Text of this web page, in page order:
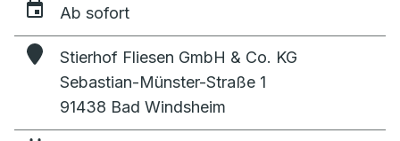
Ab sofort
Stierhof Fliesen GmbH & Co. KG
Sebastian-Münster-Straße 1
91438 Bad Windsheim